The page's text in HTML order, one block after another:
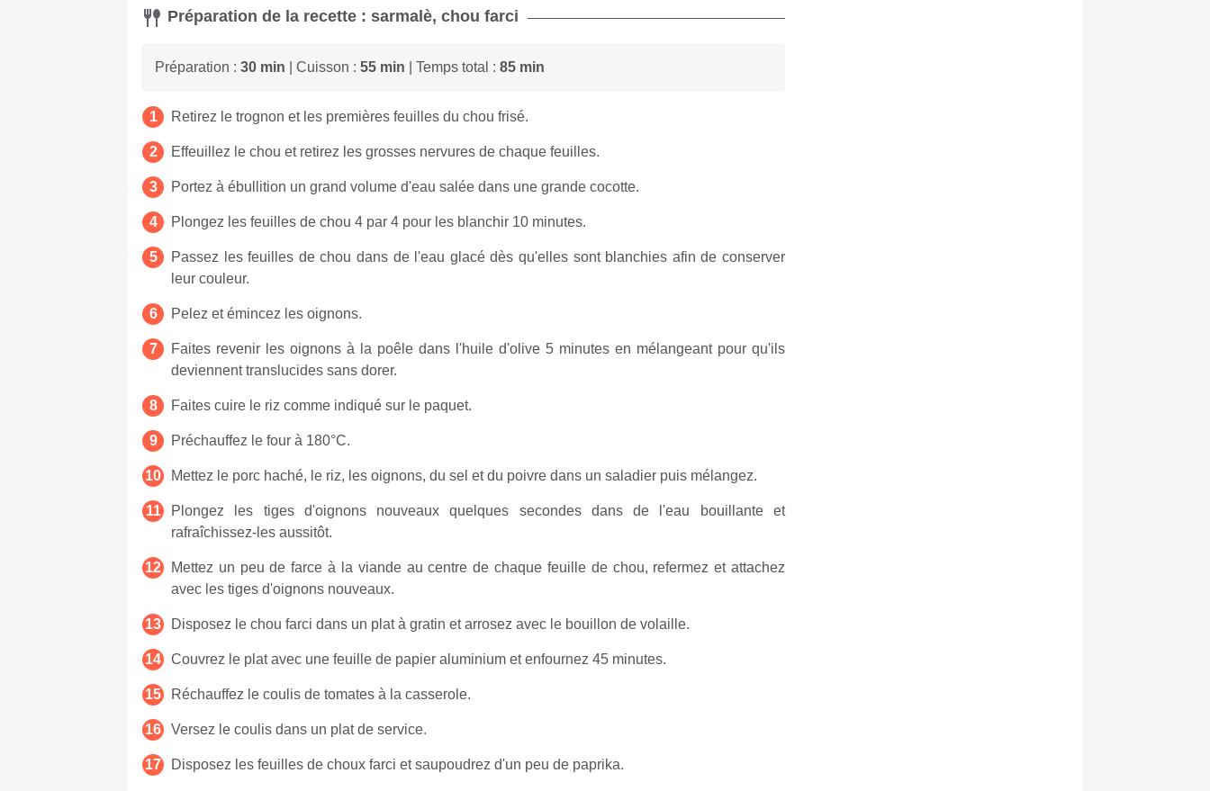
Préparation de la recette : sarmalè, chou farci
Préparation : 30 min | Cuisson : 55 min | Temps total : 85 min
Retirez le trognon et les premières feuilles du chou frisé.
Effeuillez le chou et retirez les grosses nervures de chaque feuilles.
Portez à ébullition un grand volume d'eau salée dans une grande cocotte.
Plongez les feuilles de chou 4 par 4 pour les blanchir 10 minutes.
Passez les feuilles de chou dans de l'eau glacé dès qu'elles sont blanchies afin de conserver
leur couleur.
Pelez et émincez les oignons.
Faites revenir les oignons à la poêle dans l'huile d'olive 5 minutes en mélangeant pour qu'ils
deviennent translucides sans dorer.
Faites cuire le riz comme indiqué sur le paquet.
Préchauffez le four à 180°C.
Mettez le porc haché, le riz, les oignons, du sel et du poivre dans un saladier puis mélangez.
Plongez les tiges d'oignons nouveaux quelques secondes dans de l'eau bouillante et
rafraîchissez-les aussitôt.
Mettez un peu de farce à la viande au centre de chaque feuille de chou, refermez et attachez
avec les tiges d'oignons nouveaux.
Disposez le chou farci dans un plat à gratin et arrosez avec le bouillon de volaille.
Couvrez le plat avec une feuille de papier aluminium et enfournez 45 minutes.
Réchauffez le coulis de tomates à la casserole.
Versez le coulis dans un plat de service.
Disposez les feuilles de choux farci et saupoudrez d'un peu de paprika.